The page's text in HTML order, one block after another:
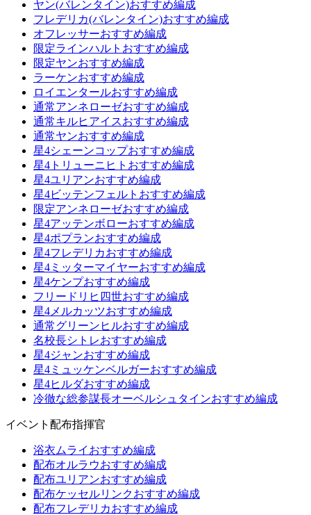
ヤン(バレンタイン)おすすめ編成
フレデリカ(バレンタイン)おすすめ編成
オフレッサーおすすめ編成
限定ラインハルトおすすめ編成
限定ヤンおすすめ編成
ラーケンおすすめ編成
ロイエンタールおすすめ編成
通常アンネローゼおすすめ編成
通常キルヒアイスおすすめ編成
通常ヤンおすすめ編成
星4シェーンコップおすすめ編成
星4トリューニヒトおすすめ編成
星4ユリアンおすすめ編成
星4ビッテンフェルトおすすめ編成
限定アンネローゼおすすめ編成
星4アッテンボローおすすめ編成
星4ポプランおすすめ編成
星4フレデリカおすすめ編成
星4ミッターマイヤーおすすめ編成
星4ケンプおすすめ編成
フリードリヒ四世おすすめ編成
星4メルカッツおすすめ編成
通常グリーンヒルおすすめ編成
名校長シトレおすすめ編成
星4ジャンおすすめ編成
星4ミュッケンベルガーおすすめ編成
星4ヒルダおすすめ編成
冷徹な総参謀長オーベルシュタインおすすめ編成
イベント配布指揮官
浴衣ムライおすすめ編成
配布オルラウおすすめ編成
配布ユリアンおすすめ編成
配布ケッセルリンクおすすめ編成
配布フレデリカおすすめ編成